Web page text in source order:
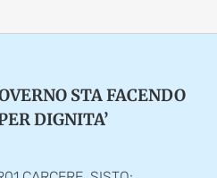
STA FACENDO
DIGNITA’